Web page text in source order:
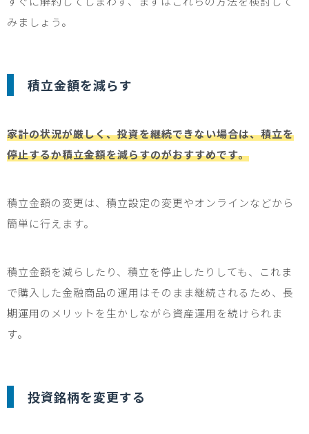
みましょう。
積立金額を減らす
家計の状況が厳しく、投資を継続できない場合は、積立を
停止するか積立金額を減らすのがおすすめです。
積立金額の変更は、積立設定の変更やオンラインなどから
簡単に行えます。
積立金額を減らしたり、積立を停止したりしても、これま
で購入した金融商品の運用はそのまま継続されるため、長
期運用のメリットを生かしながら資産運用を続けられま
す。
投資銘柄を変更する